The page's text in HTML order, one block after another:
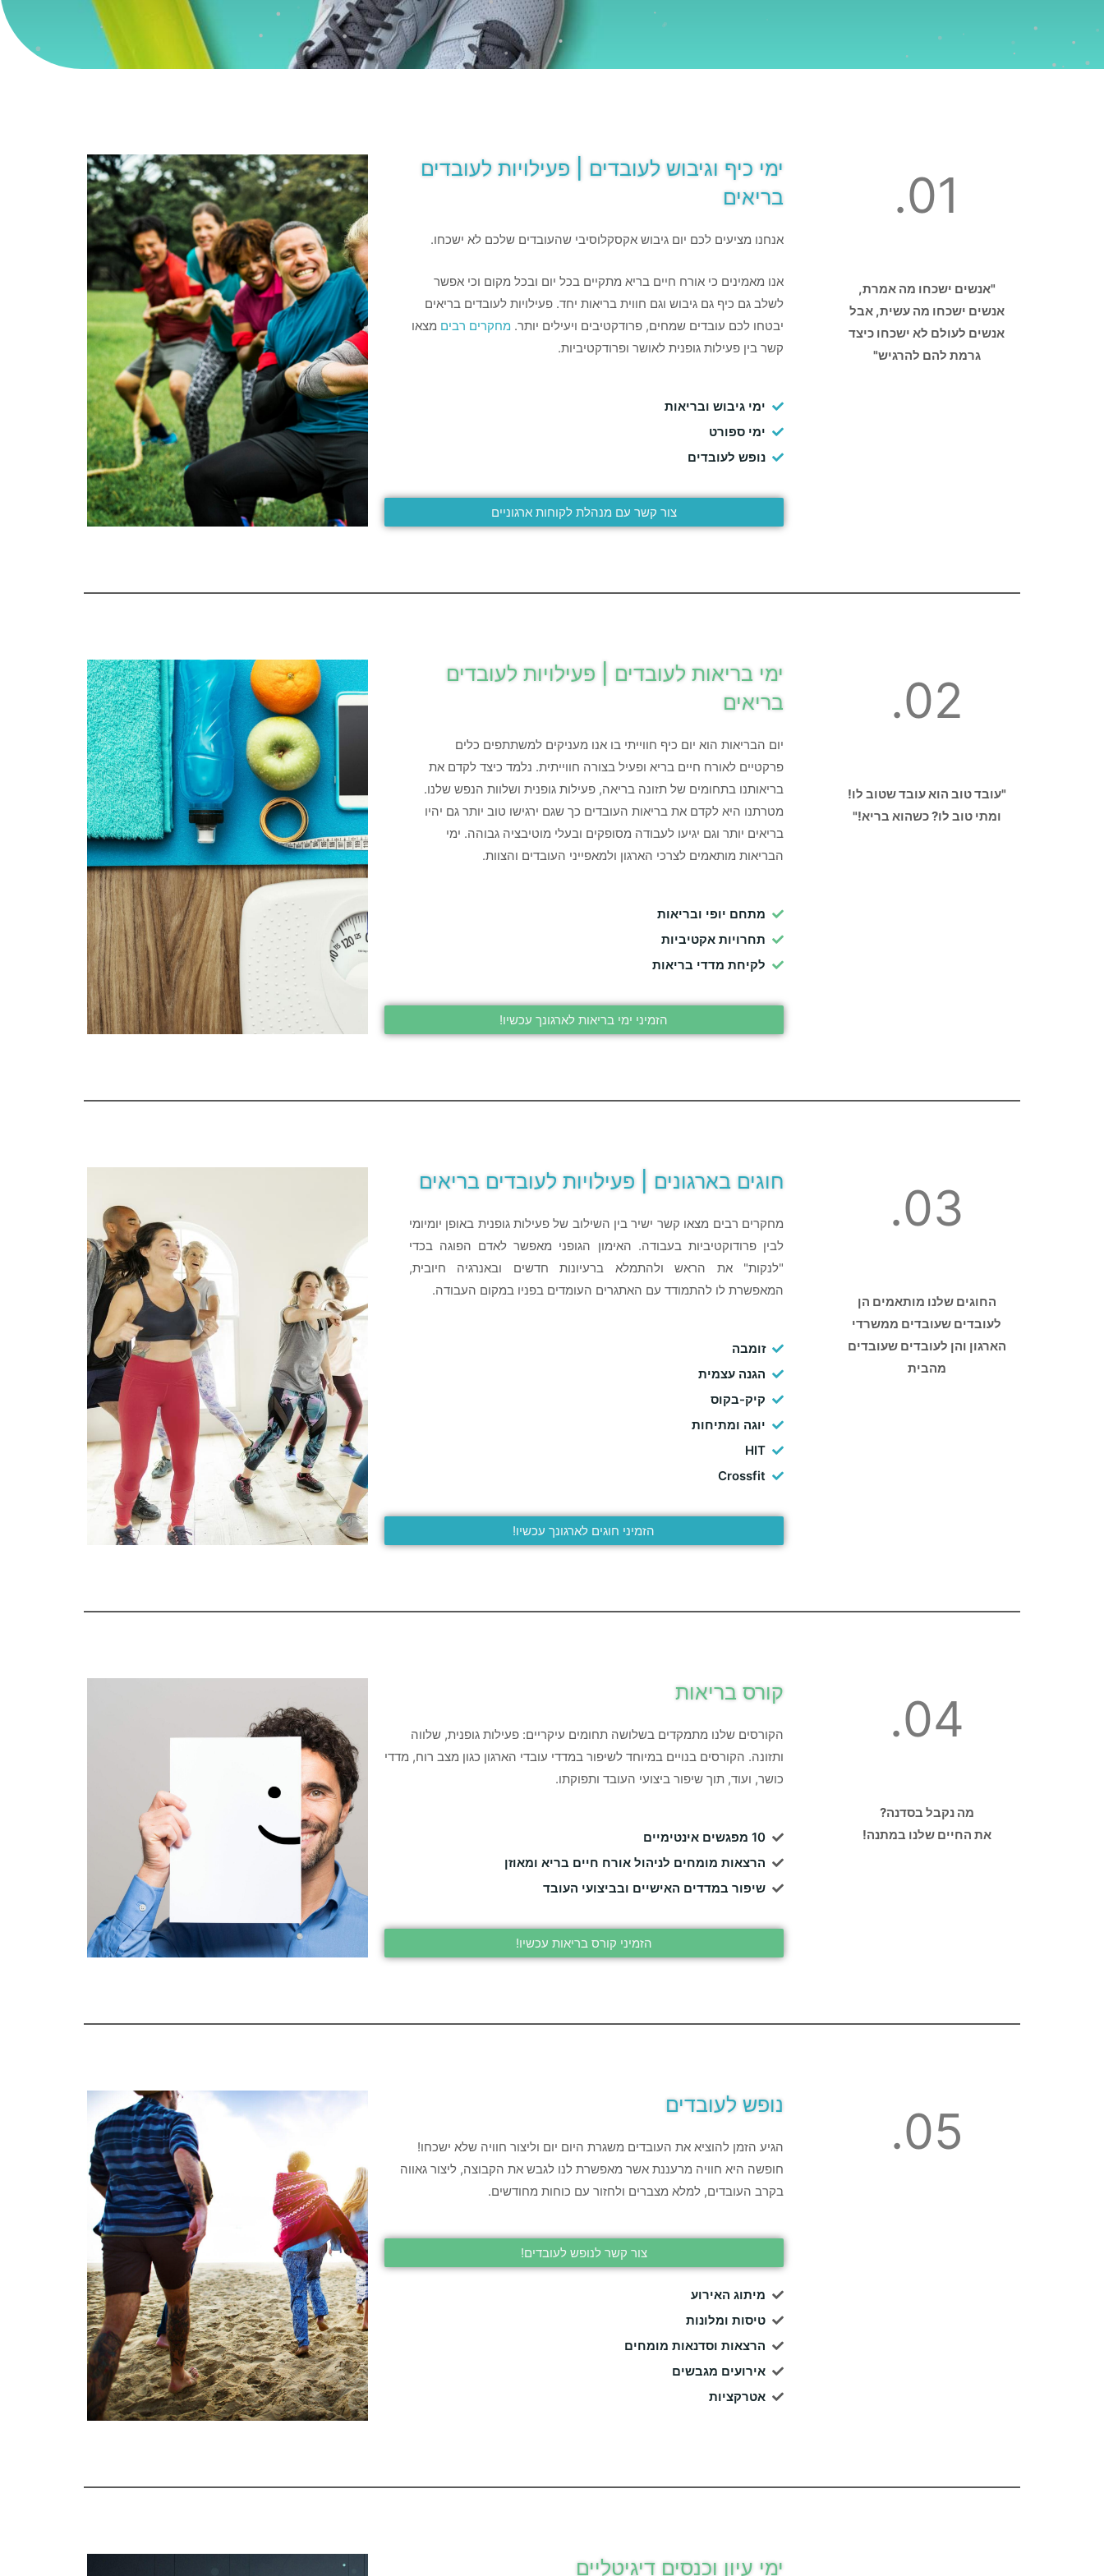
01.
"אנשים ישכחו מה אמרת,
אנשים ישכחו מה עשית, אבל
אנשים לעולם לא ישכחו כיצד
גרמת להם להרגיש"
ימי כיף וגיבוש לעובדים | פעילויות לעובדים
בריאים
אנחנו מציעים לכם יום גיבוש אקסקלוסיבי שהעובדים שלכם לא ישכחו.
אנו מאמינים כי אורח חיים בריא מתקיים בכל יום ובכל מקום וכי אפשר
לשלב גם כיף גם גיבוש וגם חווית בריאות יחד. פעילויות לעובדים בריאים
יבטחו לכם עובדים שמחים, פרודקטיבים ויעילים יותר. מחקרים רבים מצאו
קשר בין פעילות גופנית לאושר ופרודקטיביות.
ימי גיבוש ובריאות
ימי ספורט
נופש לעובדים
צור קשר עם מנהלת לקוחות ארגוניים
02.
"עובד טוב הוא עובד שטוב לו!
ומתי טוב לו? כשהוא בריא!"
ימי בריאות לעובדים ​| פעילויות לעובדים
בריאים
יום הבריאות הוא יום כיף חווייתי בו אנו מעניקים למשתתפים כלים
פרקטיים לאורח חיים בריא ופעיל בצורה חווייתית. נלמד כיצד לקדם את
בריאותנו בתחומים של תזונה בריאה, פעילות גופנית ושלוות הנפש שלנו.
מטרתנו היא לקדם את בריאות העובדים כך שגם ירגישו טוב יותר גם יהיו
בריאים יותר וגם יגיעו לעבודה מסופקים ובעלי מוטיבציה גבוהה. ימי
הבריאות מותאמים לצרכי הארגון ולמאפייני העובדים והצוות.
מתחם יופי ובריאות
תחרויות אקטיביות
לקיחת מדדי בריאות
הזמיני ימי בריאות לארגונך עכשיו!
03.
החוגים שלנו מותאמים הן
לעובדים שעובדים ממשרדי
הארגון והן לעובדים שעובדים
מהבית
חוגים בארגונים | פעילויות לעובדים בריאים
מחקרים רבים מצאו קשר ישיר בין השילוב של פעילות גופנית באופן יומיומי
לבין פרודוקטיביות בעבודה. האימון הגופני מאפשר לאדם הפוגה בכדי
"לנקות" את הראש ולהתמלא ברעיונות חדשים ובאנרגיה חיובית,
המאפשרת לו להתמודד עם האתגרים העומדים בפניו במקום העבודה.
זומבה
הגנה עצמית
קיק-בקוס
יוגה ומתיחות
HIT
Crossfit
הזמיני חוגים לארגונך עכשיו!
04.
מה נקבל בסדנה?
את החיים שלנו במתנה!
קורס בריאות
הקורסים שלנו מתמקדים בשלושה תחומים עיקריים: פעילות גופנית, שלווה
ותזונה. הקורסים בנויים במיוחד לשיפור במדדי עובדי הארגון כגון מצב רוח, מדדי
כושר, ועוד, תוך שיפור ביצועי העובד ותפוקתו.
10 מפגשים אינטימיים
הרצאות מומחים לניהול אורח חיים בריא ומאוזן
שיפור במדדים האישיים ובביצועי העובד
הזמיני קורס בריאות עכשיו!
05. נופש לעובדים
הגיע הזמן להוציא את העובדים משגרת היום יום וליצור חוויה שלא ישכחו!
חופשה היא חוויה מרעננת אשר מאפשרת לנו לגבש את הקבוצה, ליצור גאווה
בקרב העובדים, למלא מצברים ולחזור עם כוחות מחודשים.
צור קשר לנופש לעובדים!
מיתוג האירוע
טיסות ומלונות
הרצאות וסדנאות מומחים
אירועים מגבשים
אטרקציות
ימי עיון וכנסים דיגיטליים